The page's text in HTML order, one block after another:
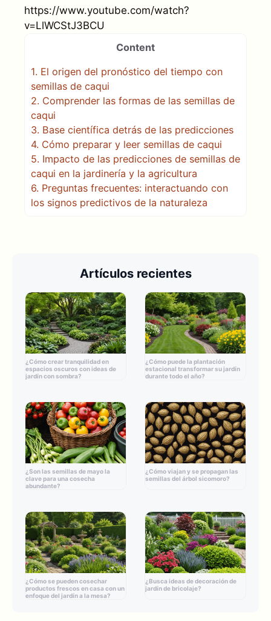
https://www.youtube.com/watch?
v=LlWCStJ3BCU
Content
1. El origen del pronóstico del tiempo con
semillas de caqui
2. Comprender las formas de las semillas de
caqui
3. Base científica detrás de las predicciones
4. Cómo preparar y leer semillas de caqui
5. Impacto de las predicciones de semillas de
caqui en la jardinería y la agricultura
6. Preguntas frecuentes: interactuando con
los signos predictivos de la naturaleza
Artículos recientes
¿Cómo crear tranquilidad en
espacios oscuros con ideas de
jardín con sombra?
¿Cómo puede la plantación
estacional transformar su jardín
durante todo el año?
¿Son las semillas de mayo la
clave para una cosecha
abundante?
¿Cómo viajan y se propagan las
semillas del árbol sicomoro?
¿Cómo se pueden cosechar
productos frescos en casa con un
enfoque del jardín a la mesa?
¿Busca ideas de decoración de
jardín de bricolaje?